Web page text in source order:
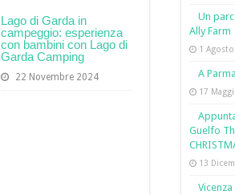
Lago di Garda in
campeggio: esperienza
con bambini con Lago di
Garda Camping
22 Novembre 2024
Un
Ally Farm
1
A
17
Guelfo
13